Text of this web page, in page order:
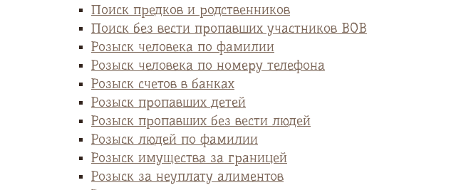
Поиск предков и родственников
Поиск без вести пропавших участников ВОВ
Розыск человека по фамилии
Розыск человека по номеру телефона
Розыск счетов в банках
Розыск пропавших детей
Розыск пропавших без вести людей
Розыск людей по фамилии
Розыск имущества за границей
Розыск за неуплату алиментов